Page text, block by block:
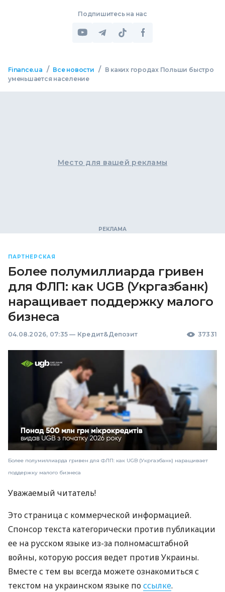
Подпишитесь на нас
Finance.ua / Все новости /
В каких городах Польши быстро
уменьшается население
Место для вашей рекламы
ПАРТНЕРСКАЯ
Более полумиллиарда гривен
для ФЛП: как UGB (Укргазбанк)
наращивает поддержку малого
бизнеса
04.08.2026, 07:35 — Кредит&Депозит 37331
Более полумиллиарда гривен для ФЛП: как UGB (Укргазбанк) наращивает
поддержку малого бизнеса
Уважаемый читатель!
Это страница с коммерческой информацией.
Спонсор текста категорически против публикации
ее на русском языке из-за полномасштабной
войны, которую россия ведет против Украины.
Вместе с тем вы всегда можете ознакомиться с
текстом на украинском языке поссылке.